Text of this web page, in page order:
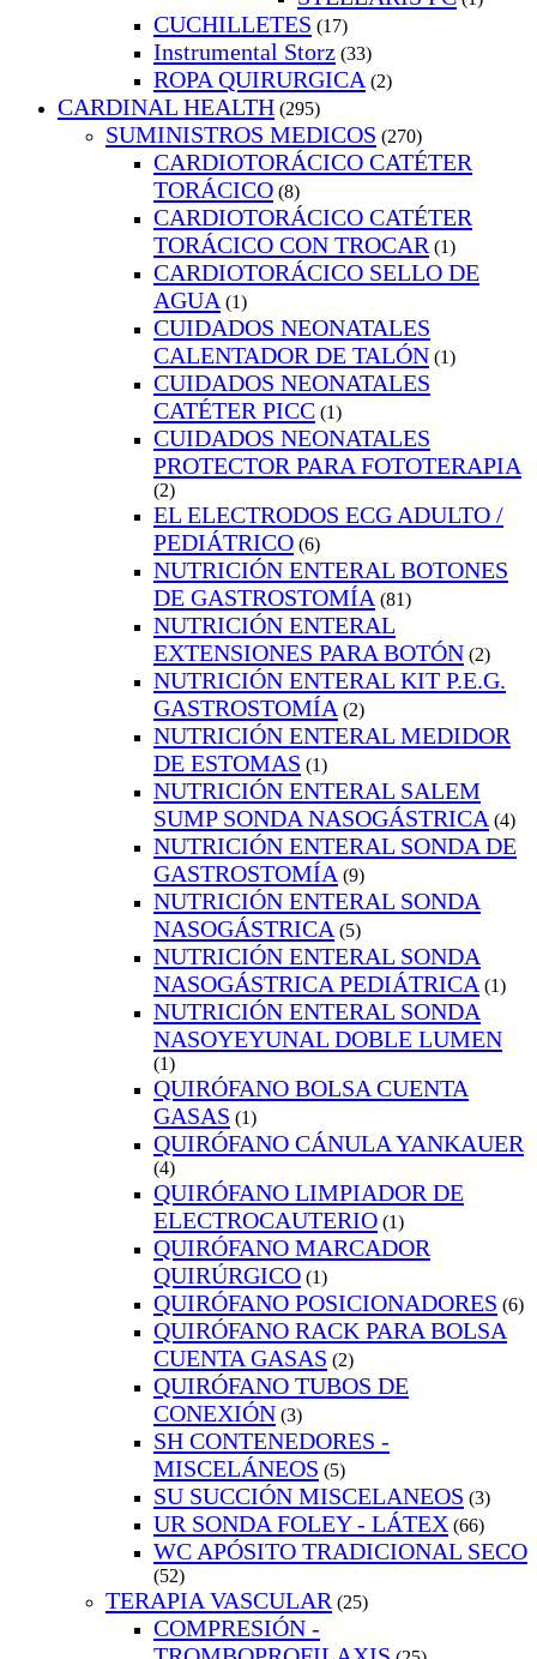
CUCHILLETES (17)
Instrumental Storz (33)
ROPA QUIRURGICA (2)
CARDINAL HEALTH (295)
SUMINISTROS MEDICOS (270)
CARDIOTORÁCICO CATÉTER
TORÁCICO (8)
CARDIOTORÁCICO CATÉTER
TORÁCICO CON TROCAR (1)
CARDIOTORÁCICO SELLO DE
AGUA (1)
CUIDADOS NEONATALES
CALENTADOR DE TALÓN (1)
CUIDADOS NEONATALES
CATÉTER PICC (1)
CUIDADOS NEONATALES
PROTECTOR PARA FOTOTERAPIA
(2)
EL ELECTRODOS ECG ADULTO /
PEDIÁTRICO (6)
NUTRICIÓN ENTERAL BOTONES
DE GASTROSTOMÍA (81)
NUTRICIÓN ENTERAL
EXTENSIONES PARA BOTÓN (2)
NUTRICIÓN ENTERAL KIT P.E.G.
GASTROSTOMÍA (2)
NUTRICIÓN ENTERAL MEDIDOR
DE ESTOMAS (1)
NUTRICIÓN ENTERAL SALEM
SUMP SONDA NASOGÁSTRICA (4)
NUTRICIÓN ENTERAL SONDA DE
GASTROSTOMÍA (9)
NUTRICIÓN ENTERAL SONDA
NASOGÁSTRICA (5)
NUTRICIÓN ENTERAL SONDA
NASOGÁSTRICA PEDIÁTRICA (1)
NUTRICIÓN ENTERAL SONDA
NASOYEYUNAL DOBLE LUMEN
(1)
QUIRÓFANO BOLSA CUENTA
GASAS (1)
QUIRÓFANO CÁNULA YANKAUER
(4)
QUIRÓFANO LIMPIADOR DE
ELECTROCAUTERIO (1)
QUIRÓFANO MARCADOR
QUIRÚRGICO (1)
QUIRÓFANO POSICIONADORES (6)
QUIRÓFANO RACK PARA BOLSA
CUENTA GASAS (2)
QUIRÓFANO TUBOS DE
CONEXIÓN (3)
SH CONTENEDORES -
MISCELÁNEOS (5)
SU SUCCIÓN MISCELANEOS (3)
UR SONDA FOLEY - LÁTEX (66)
WC APÓSITO TRADICIONAL SECO
(52)
TERAPIA VASCULAR (25)
COMPRESIÓN -